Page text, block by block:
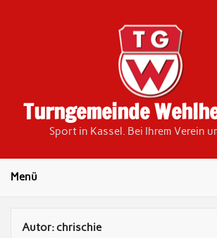
Turngemeinde
Sport in Kassel. Bei Ihrem Verein
Menü
Autor:chrischie